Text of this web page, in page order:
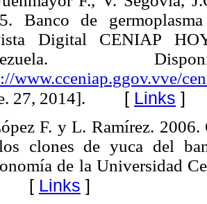
Banco de
Digital CENIAP
www.cceniap.ggov.vve/
27, 2014]. [ Links ]
F. y L. Ramírez. 2006.
clones de yuca del
de la Universidad
[ Links ]